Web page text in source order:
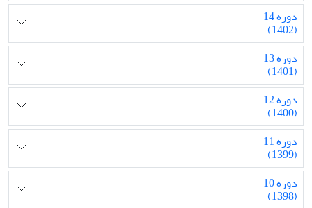
دوره 14
(1402)
دوره 13
(1401)
دوره 12
(1400)
دوره 11
(1399)
دوره 10
(1398)